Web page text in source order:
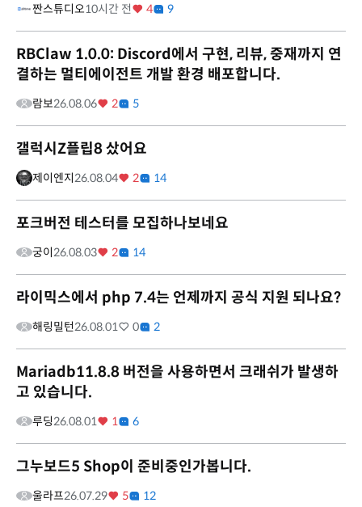
짠스튜디오10시간 전 4 9
RBClaw 1.0.0: Discord에서 구현, 리뷰, 중재까지 연
결하는 멀티에이전트 개발 환경 배포합니다.
람보26.08.06 2 5
갤럭시Z플립8 샀어요
제이엔지26.08.04 2 14
포크버전 테스터를 모집하나보네요
궁이26.08.03 2 14
라이믹스에서 php 7.4는 언제까지 공식 지원 되나요?
해링밀턴26.08.01 0 2
Mariadb11.8.8 버전을 사용하면서 크래쉬가 발생하
고 있습니다.
루딩26.08.01 1 6
그누보드5 Shop이 준비중인가봅니다.
울라프26.07.29 5 12